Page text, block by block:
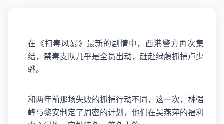
在《扫毒风暴》最新的剧情中，西港警方再次集
结，禁毒支队几乎是全员出动，赶赴绿藤抓捕卢少
骅。
和两年前那场失败的抓捕行动不同，这一次，林强
峰与黎安制定了周密的计划，他们在吴燕萍的福利